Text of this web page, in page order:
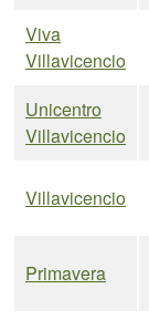
Viva
Villavicencio
Unicentro
Villavicencio
Villavicencio
Primavera